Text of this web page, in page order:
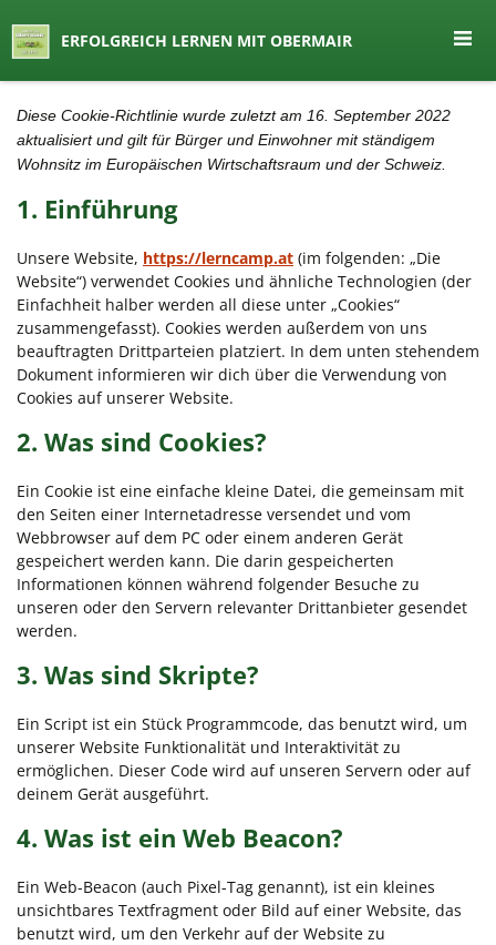
Lernen by Obermair
ERFOLGREICH LERNEN MIT OBERMAIR
Inhalt
springen
Diese Cookie-Richtlinie wurde zuletzt am 16. September 2022
aktualisiert und gilt für Bürger und Einwohner mit ständigem
Wohnsitz im Europäischen Wirtschaftsraum und der Schweiz.
1. Einführung
Unsere Website, https://lerncamp.at (im folgenden: „Die
Website“) verwendet Cookies und ähnliche Technologien (der
Einfachheit halber werden all diese unter „Cookies“
zusammengefasst). Cookies werden außerdem von uns
beauftragten Drittparteien platziert. In dem unten stehendem
Dokument informieren wir dich über die Verwendung von
Cookies auf unserer Website.
2. Was sind Cookies?
Ein Cookie ist eine einfache kleine Datei, die gemeinsam mit
den Seiten einer Internetadresse versendet und vom
Webbrowser auf dem PC oder einem anderen Gerät
gespeichert werden kann. Die darin gespeicherten
Informationen können während folgender Besuche zu
unseren oder den Servern relevanter Drittanbieter gesendet
werden.
3. Was sind Skripte?
Ein Script ist ein Stück Programmcode, das benutzt wird, um
unserer Website Funktionalität und Interaktivität zu
ermöglichen. Dieser Code wird auf unseren Servern oder auf
deinem Gerät ausgeführt.
4. Was ist ein Web Beacon?
Ein Web-Beacon (auch Pixel-Tag genannt), ist ein kleines
unsichtbares Textfragment oder Bild auf einer Website, das
benutzt wird, um den Verkehr auf der Website zu